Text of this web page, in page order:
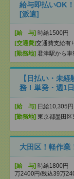
給与即払いOK
[派遣]
[給 与] 時給1500円
[交通費]交通費支給有
[勤務地] 君津駅から車
【日払い・未
務！単発・週1
[給 与] 日給10,305
[勤務地] 東京都墨田区
大田区！軽作業
[給 与] 時給1800円
万2400円/残込39万